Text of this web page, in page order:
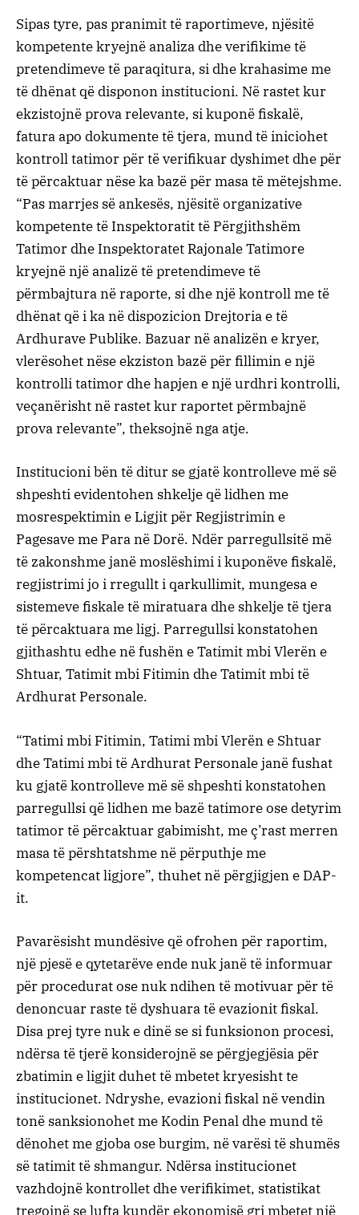
Sipas tyre, pas pranimit të raportimeve, njësitë
kompetente kryejnë analiza dhe verifikime të
pretendimeve të paraqitura, si dhe krahasime me
të dhënat që disponon institucioni. Në rastet kur
ekzistojnë prova relevante, si kuponë fiskalë,
fatura apo dokumente të tjera, mund të iniciohet
kontroll tatimor për të verifikuar dyshimet dhe për
të përcaktuar nëse ka bazë për masa të mëtejshme.
“Pas marrjes së ankesës, njësitë organizative
kompetente të Inspektoratit të Përgjithshëm
Tatimor dhe Inspektoratet Rajonale Tatimore
kryejnë një analizë të pretendimeve të
përmbajtura në raporte, si dhe një kontroll me të
dhënat që i ka në dispozicion Drejtoria e të
Ardhurave Publike. Bazuar në analizën e kryer,
vlerësohet nëse ekziston bazë për fillimin e një
kontrolli tatimor dhe hapjen e një urdhri kontrolli,
veçanërisht në rastet kur raportet përmbajnë
prova relevante”, theksojnë nga atje.
Institucioni bën të ditur se gjatë kontrolleve më së
shpeshti evidentohen shkelje që lidhen me
mosrespektimin e Ligjit për Regjistrimin e
Pagesave me Para në Dorë. Ndër parregullsitë më
të zakonshme janë moslëshimi i kuponëve fiskalë,
regjistrimi jo i rregullt i qarkullimit, mungesa e
sistemeve fiskale të miratuara dhe shkelje të tjera
të përcaktuara me ligj. Parregullsi konstatohen
gjithashtu edhe në fushën e Tatimit mbi Vlerën e
Shtuar, Tatimit mbi Fitimin dhe Tatimit mbi të
Ardhurat Personale.
“Tatimi mbi Fitimin, Tatimi mbi Vlerën e Shtuar
dhe Tatimi mbi të Ardhurat Personale janë fushat
ku gjatë kontrolleve më së shpeshti konstatohen
parregullsi që lidhen me bazë tatimore ose detyrim
tatimor të përcaktuar gabimisht, me ç’rast merren
masa të përshtatshme në përputhje me
kompetencat ligjore”, thuhet në përgjigjen e DAP-
it.
Pavarësisht mundësive që ofrohen për raportim,
një pjesë e qytetarëve ende nuk janë të informuar
për procedurat ose nuk ndihen të motivuar për të
denoncuar raste të dyshuara të evazionit fiskal.
Disa prej tyre nuk e dinë se si funksionon procesi,
ndërsa të tjerë konsiderojnë se përgjegjësia për
zbatimin e ligjit duhet të mbetet kryesisht te
institucionet. Ndryshe, evazioni fiskal në vendin
tonë sanksionohet me Kodin Penal dhe mund të
dënohet me gjoba ose burgim, në varësi të shumës
së tatimit të shmangur. Ndërsa institucionet
vazhdojnë kontrollet dhe verifikimet, statistikat
tregojnë se lufta kundër ekonomisë gri mbetet një